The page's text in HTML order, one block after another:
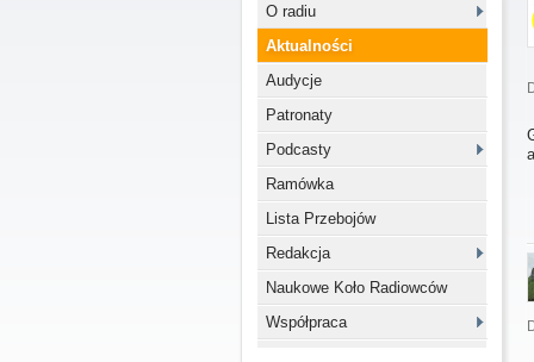
O radiu
Aktualności
Audycje
Patronaty
Podcasty
Ramówka
Lista Przebojów
Redakcja
Naukowe Koło Radiowców
Współpraca